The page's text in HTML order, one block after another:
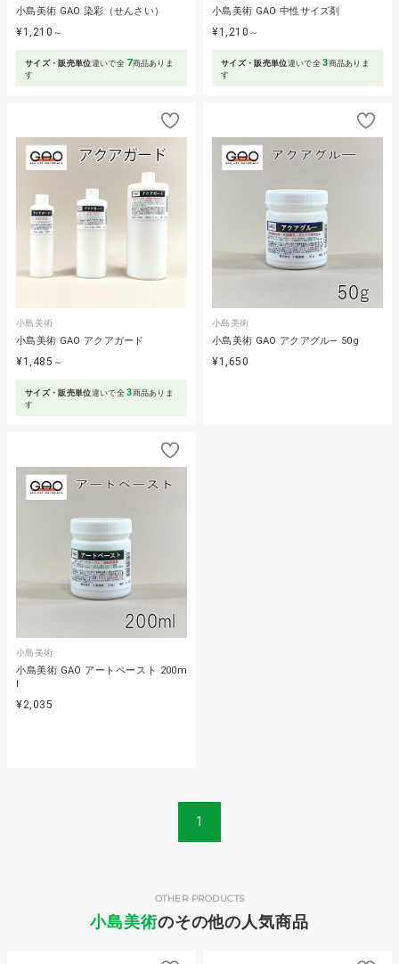
小島美術 GAO 染彩（せんさい）
¥1,210 ～
サイズ・販売単位違いで全 7商品ありま
す
小島美術 GAO 中性サイズ剤
¥1,210 ～
サイズ・販売単位違いで全3商品ありま
す
小島美術
小島美術 GAO アクアガード
¥1,485 ～
サイズ・販売単位違いで全3商品ありま
す
小島美術
小島美術 GAO アクアグル― 50g
¥1,650
小島美術
小島美術 GAO アートペースト 200m
l
¥2,035
1
小島美術のその他の人気商品
OTHER PRODUCTS